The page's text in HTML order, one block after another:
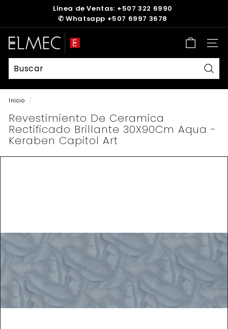
diapositivas
pausa
Línea de Ventas: +507 322 6990
✆ Whatsapp +507 6997 3678
E
L
M
E
C
Inicio /
Revestimiento De Ceramica
Rectificado Brillante 30X90Cm Aqua -
Keraben Capitol Art